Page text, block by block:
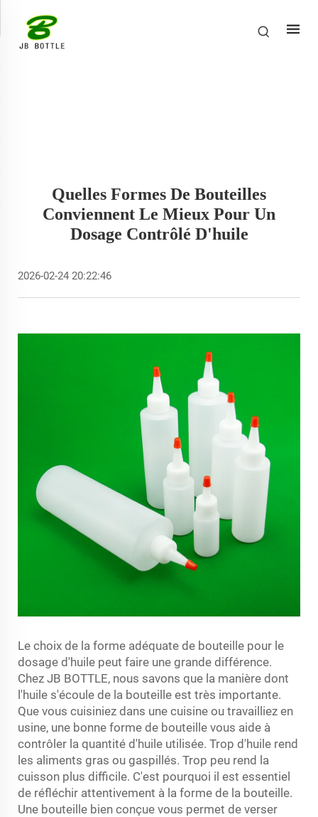
Quelles Formes De Bouteilles
Conviennent Le Mieux Pour Un
Dosage Contrôlé D'huile
2026-02-24 20:22:46
Le choix de la forme adéquate de bouteille pour le
dosage d'huile peut faire une grande différence.
Chez JB BOTTLE, nous savons que la manière dont
l'huile s'écoule de la bouteille est très importante.
Que vous cuisiniez dans une cuisine ou travailliez en
usine, une bonne forme de bouteille vous aide à
contrôler la quantité d'huile utilisée. Trop d'huile rend
les aliments gras ou gaspillés. Trop peu rend la
cuisson plus difficile. C'est pourquoi il est essentiel
de réfléchir attentivement à la forme de la bouteille.
Une bouteille bien conçue vous permet de verser